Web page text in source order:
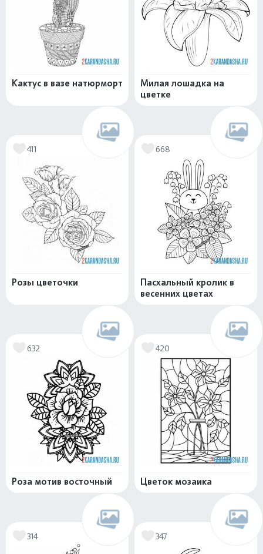
Кактус в вазе натюрморт
Милая лошадка на
цветке
411
Розы цветочки
668
Пасхальный кролик в
весенних цветах
632
Роза мотив восточный
420
Цветок мозаика
314 347